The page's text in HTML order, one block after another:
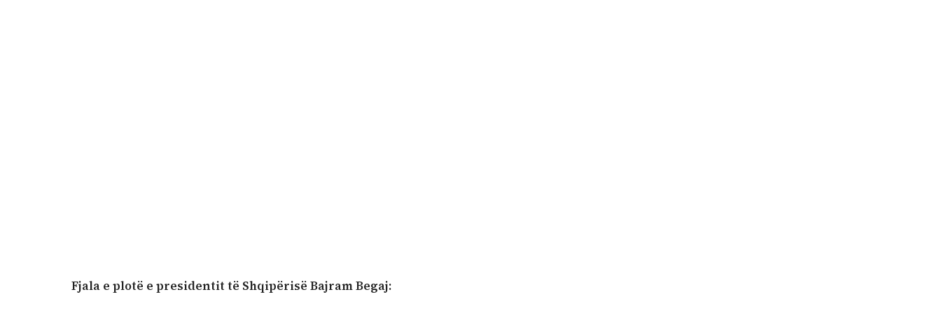
Fjala e plotë e presidentit të Shqipërisë Bajram Begaj: